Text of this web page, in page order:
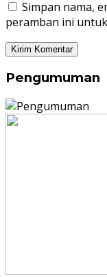
Simpan nama,
peramban ini
Pengumuman